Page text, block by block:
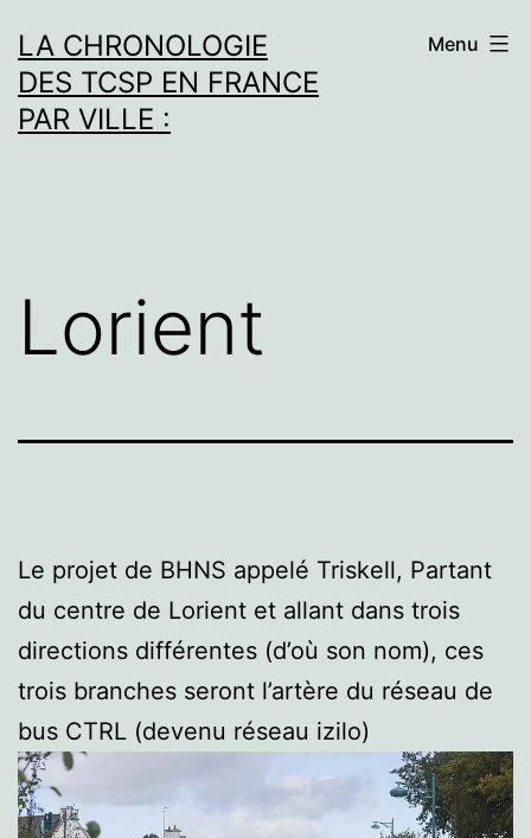
au
contenu
LA CHRONOLOGIE
DES TCSP EN FRANCE
PAR VILLE :
Menu
Lorient
Le projet de BHNS appelé Triskell, Partant
du centre de Lorient et allant dans trois
directions différentes (d’où son nom), ces
trois branches seront l’artère du réseau de
bus CTRL (devenu réseau izilo)